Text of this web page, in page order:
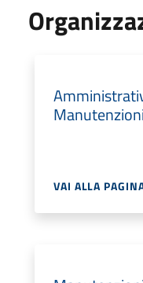
Manutenzioni
VAI ALLA